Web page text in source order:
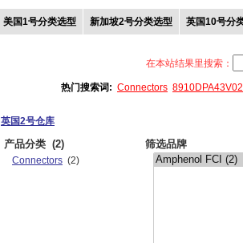
美国1号分类选型 新加坡2号分类选型 英国10号分
在本站结果里搜索：
热门搜索词: Connectors 8910DPA43V02
英国2号仓库
产品分类 (2)
Connectors (2)
筛选品牌